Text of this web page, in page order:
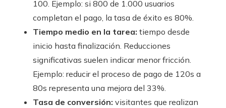
100. Ejemplo: si 800 de 1.000 usuarios
completan el pago, la tasa de éxito es 80%.
Tiempo medio en la tarea: tiempo desde
inicio hasta finalización. Reducciones
significativas suelen indicar menor fricción.
Ejemplo: reducir el proceso de pago de 120s a
80s representa una mejora del 33%.
Tasa de conversión: visitantes que realizan